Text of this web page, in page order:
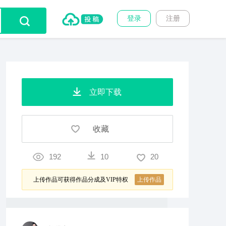
注册
登录
立即下载
收藏
192 10 20
上传作品可获得作品分成及VIP特权 上传作品